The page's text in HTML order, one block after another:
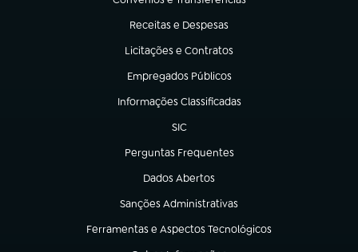
(abre em nova aba)
Receitas e Despesas
(abre em nova aba)
Licitações e Contratos
(abre em nova aba)
Empregados Públicos
(abre em nova aba)
Informações Classificadas
(abre em nova aba)
SIC
(abre em nova aba)
Perguntas Frequentes
(abre em nova aba)
Dados Abertos
(abre em nova aba)
Sanções Administrativas
(abre em nova aba)
Ferramentas e Aspectos Tecnológicos
(abre em nova aba)